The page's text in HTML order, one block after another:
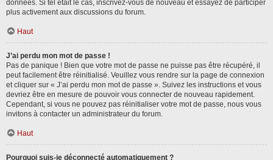
données. Si tel était le cas, inscrivez-vous de nouveau et essayez de participer
plus activement aux discussions du forum.
Haut
J’ai perdu mon mot de passe !
Pas de panique ! Bien que votre mot de passe ne puisse pas être récupéré, il
peut facilement être réinitialisé. Veuillez vous rendre sur la page de connexion
et cliquer sur « J’ai perdu mon mot de passe ». Suivez les instructions et vous
devriez être en mesure de pouvoir vous connecter de nouveau rapidement.
Cependant, si vous ne pouvez pas réinitialiser votre mot de passe, nous vous
invitons à contacter un administrateur du forum.
Haut
Pourquoi suis-je déconnecté automatiquement ?